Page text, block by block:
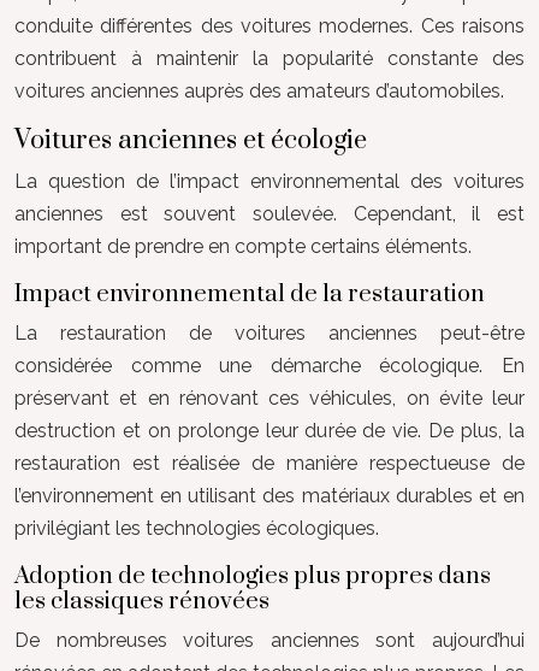
conduite différentes des voitures modernes. Ces raisons
contribuent à maintenir la popularité constante des
voitures anciennes auprès des amateurs d’automobiles.
Voitures anciennes et écologie
La question de l’impact environnemental des voitures
anciennes est souvent soulevée. Cependant, il est
important de prendre en compte certains éléments.
Impact environnemental de la restauration
La restauration de voitures anciennes peut-être
considérée comme une démarche écologique. En
préservant et en rénovant ces véhicules, on évite leur
destruction et on prolonge leur durée de vie. De plus, la
restauration est réalisée de manière respectueuse de
l’environnement en utilisant des matériaux durables et en
privilégiant les technologies écologiques.
Adoption de technologies plus propres dans
les classiques rénovées
De nombreuses voitures anciennes sont aujourd’hui